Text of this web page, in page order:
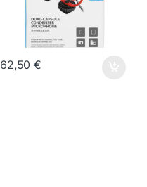
62,50€